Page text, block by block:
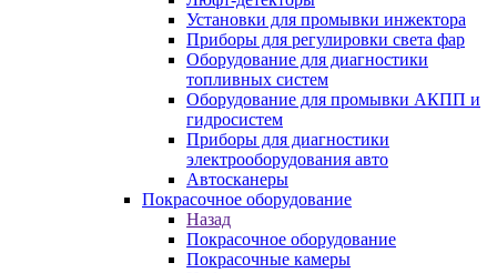
Установки для промывки инжектора
Приборы для регулировки света фар
Оборудование для диагностики
топливных систем
Оборудование для промывки АКПП и
гидросистем
Приборы для диагностики
электрооборудования авто
Автосканеры
Покрасочное оборудование
Назад
Покрасочное оборудование
Покрасочные камеры